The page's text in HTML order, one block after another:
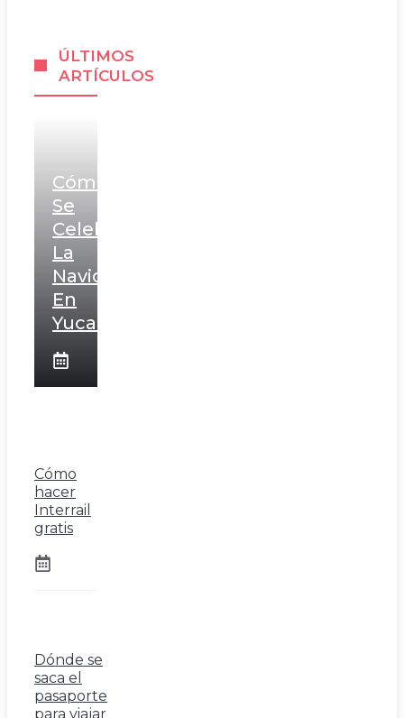
ÚLTIMOS
ARTÍCULOS
Cómo
Se
Celebra
La
Navidad
En
Yucatán
Cómo
hacer
Interrail
gratis
Dónde se
saca el
pasaporte
para viajar